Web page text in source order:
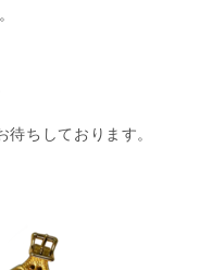
ちしております。